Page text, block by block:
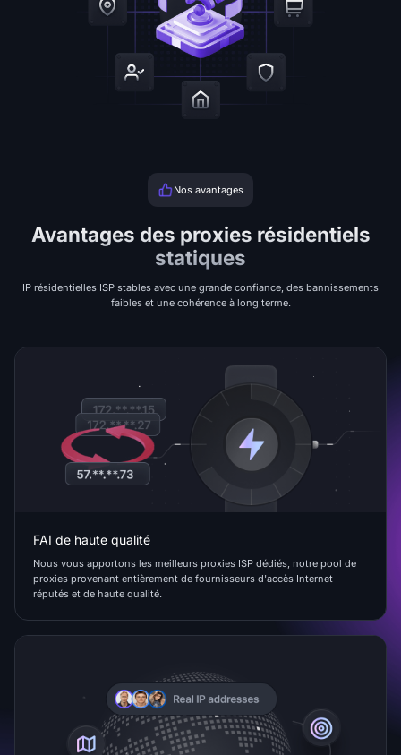
Nos avantages
Avantages des proxies résidentiels
statiques
IP résidentielles ISP stables avec une grande confiance, des bannissements
faibles et une cohérence à long terme.
FAI de haute qualité
Nous vous apportons les meilleurs proxies ISP dédiés, notre pool de
proxies provenant entièrement de fournisseurs d'accès Internet
réputés et de haute qualité.